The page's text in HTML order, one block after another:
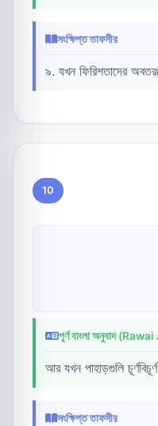
সংক্ষিপ্ত তাফসীর
৯. যখন ফিরিশতাদের
10
পূর্ণ বাংলা অনুবাদ
আর যখন পাহাড়গুলি
সংক্ষিপ্ত তাফসীর